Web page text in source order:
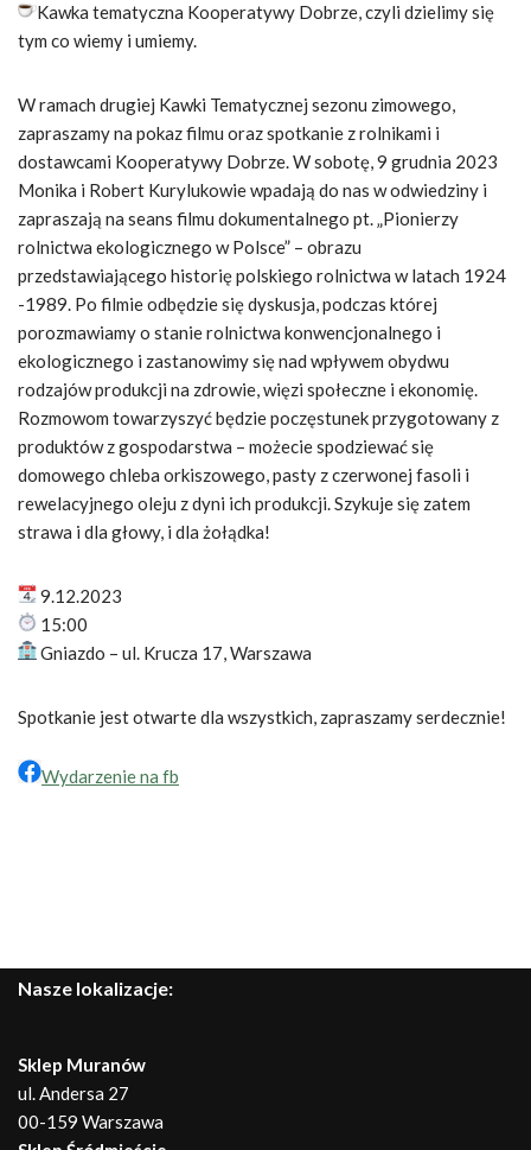
Kawka tematyczna Kooperatywy Dobrze, czyli dzielimy się
tym co wiemy i umiemy.
W ramach drugiej Kawki Tematycznej sezonu zimowego,
zapraszamy na pokaz filmu oraz spotkanie z rolnikami i
dostawcami Kooperatywy Dobrze. W sobotę, 9 grudnia 2023
Monika i Robert Kurylukowie wpadają do nas w odwiedziny i
zapraszają na seans filmu dokumentalnego pt. „Pionierzy
rolnictwa ekologicznego w Polsce” – obrazu
przedstawiającego historię polskiego rolnictwa w latach 1924
-1989. Po filmie odbędzie się dyskusja, podczas której
porozmawiamy o stanie rolnictwa konwencjonalnego i
ekologicznego i zastanowimy się nad wpływem obydwu
rodzajów produkcji na zdrowie, więzi społeczne i ekonomię.
Rozmowom towarzyszyć będzie poczęstunek przygotowany z
produktów z gospodarstwa – możecie spodziewać się
domowego chleba orkiszowego, pasty z czerwonej fasoli i
rewelacyjnego oleju z dyni ich produkcji. Szykuje się zatem
strawa i dla głowy, i dla żołądka!
9.12.2023
15:00
Gniazdo – ul. Krucza 17, Warszawa
Spotkanie jest otwarte dla wszystkich, zapraszamy serdecznie!
Wydarzenie na fb
Nasze lokalizacje:
Sklep Muranów
ul. Andersa 27
00-159 Warszawa